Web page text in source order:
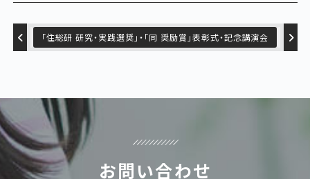
ウム 「住総研 研究・実践選奨」・「同 奨励賞」表彰式・記念講演会 「住
お問い合わせ